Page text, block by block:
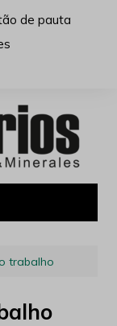
de pauta
trabalho